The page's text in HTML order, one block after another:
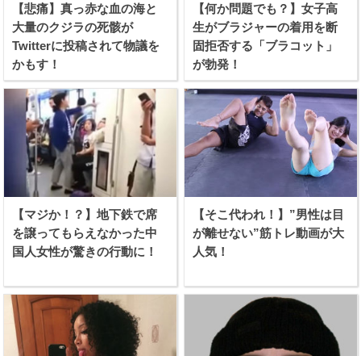
【悲痛】真っ赤な血の海と
大量のクジラの死骸が
Twitterに投稿されて物議を
かもす！
【何か問題でも？】女子高
生がブラジャーの着用を断
固拒否する「ブラコット」
が勃発！
【マジか！？】地下鉄で席
を譲ってもらえなかった中
国人女性が驚きの行動に！
【そこ代われ！】”男性は目
が離せない”筋トレ動画が大
人気！